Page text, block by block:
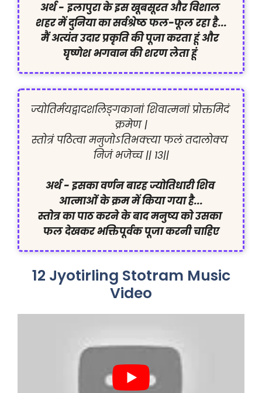
अर्थ - इलापुरा के इस खूबसूरत और विशाल
शहर में दुनिया का सर्वश्रेष्ठ फल-फूल रहा है...
मैं अत्यंत उदार प्रकृति की पूजा करता हूं और
घृष्णेश भगवान की शरण लेता हूं
ज्योतिर्मयद्वादशलिङ्गकानां शिवात्मनां प्रोक्तमिदं
क्रमेण |
स्तोत्रं पठित्वा मनुजोऽतिभक्त्या फलं तदालोक्य
निजं भजेच्च || १३||
अर्थ - इसका वर्णन बारह ज्योतिधारी शिव
आत्माओं के क्रम में किया गया है...
स्तोत्र का पाठ करने के बाद मनुष्य को उसका
फल देखकर भक्तिपूर्वक पूजा करनी चाहिए
12 Jyotirling Stotram Music
Video